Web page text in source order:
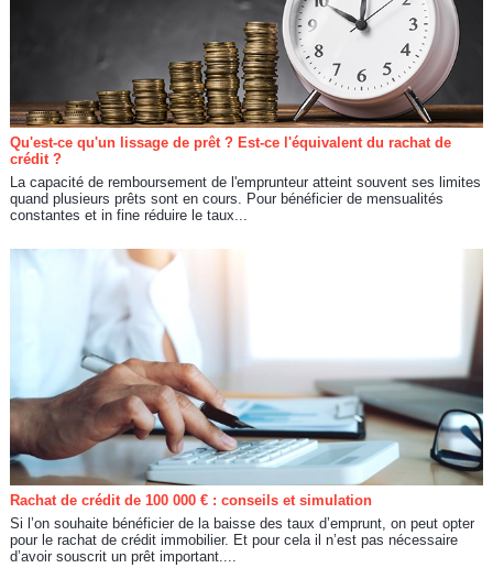
Qu'est-ce qu'un lissage de prêt ? Est-ce l'équivalent du rachat de
crédit ?
La capacité de remboursement de l'emprunteur atteint souvent ses limites
quand plusieurs prêts sont en cours. Pour bénéficier de mensualités
constantes et in fine réduire le taux...
Rachat de crédit de 100 000 € : conseils et simulation
Si l’on souhaite bénéficier de la baisse des taux d’emprunt, on peut opter
pour le rachat de crédit immobilier. Et pour cela il n’est pas nécessaire
d’avoir souscrit un prêt important....